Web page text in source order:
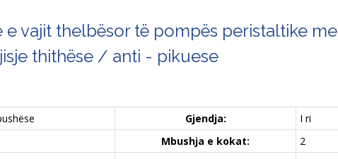
e vajit thelbësor të pompës peristaltike me
thithëse / anti - pikuese
Gjendja:
I ri
Mbushja e kokat:
2